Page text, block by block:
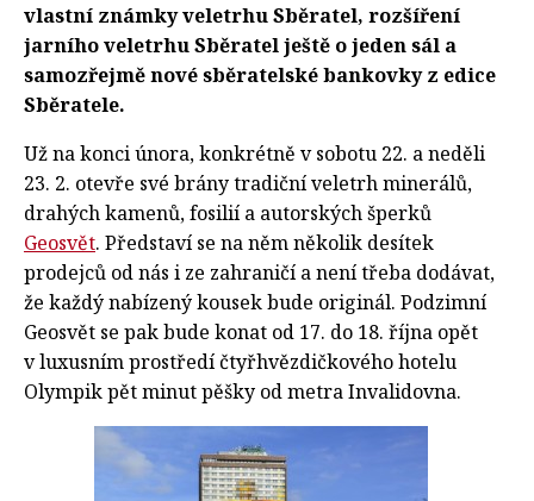
vlastní známky veletrhu Sběratel, rozšíření
jarního veletrhu Sběratel ještě o jeden sál a
samozřejmě nové sběratelské bankovky z edice
Sběratele.
Už na konci února, konkrétně v sobotu 22. a neděli
23. 2. otevře své brány tradiční veletrh minerálů,
drahých kamenů, fosilií a autorských šperků
Geosvět. Představí se na něm několik desítek
prodejců od nás i ze zahraničí a není třeba dodávat,
že každý nabízený kousek bude originál. Podzimní
Geosvět se pak bude konat od 17. do 18. října opět
v luxusním prostředí čtyřhvězdičkového hotelu
Olympik pět minut pěšky od metra Invalidovna.